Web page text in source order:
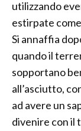
utilizzando
estirpate
Si annaffia
quando il
sopportano
all’asciutto,
ad avere un
divenire con il